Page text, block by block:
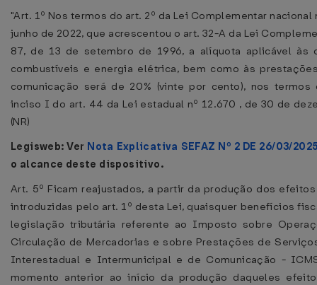
"Art. 1º Nos termos do art. 2º da Lei Complementar nacional
junho de 2022, que acrescentou o art. 32-A da Lei
87, de 13 de setembro de 1996, a alíquota aplicável às
combustíveis e energia elétrica, bem como às
comunicação será de 20% (vinte por cento), nos termos
inciso I do art. 44 da Lei estadual nº 12.670 , de 30 de
(NR)
Legisweb: Ver Nota Explicativa SEFAZ Nº 2 DE 26/03/
o alcance deste dispositivo.
Art. 5º Ficam reajustados, a partir da produção dos
introduzidas pelo art. 1º desta Lei, quaisquer benefícios
legislação tributária referente ao Imposto sobre
Circulação de Mercadorias e sobre Prestações de
Interestadual e Intermunicipal e de Comunicação -
momento anterior ao início da produção daqueles